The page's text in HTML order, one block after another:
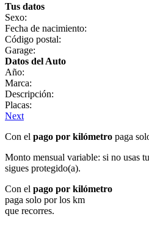
Tus datos
Sexo:
Fecha de nacimiento:
Código postal:
Garage:
Datos del Auto
Año:
Marca:
Descripción:
Placas:
Next
Con el pago por kilómetro paga
Monto mensual variable: si no usas
sigues protegido(a).
Con el pago por kilómetro
paga solo por los km
que recorres.